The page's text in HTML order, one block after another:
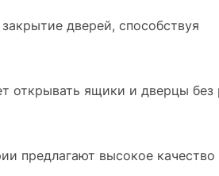
дверей, способствуя
открывать ящики и дверцы без
предлагают высокое качество